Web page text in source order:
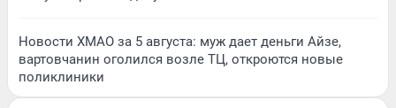
Новости ХМАО за 5 августа: муж дает деньги Айзе,
вартовчанин оголился возле ТЦ, откроются новые
поликлиники